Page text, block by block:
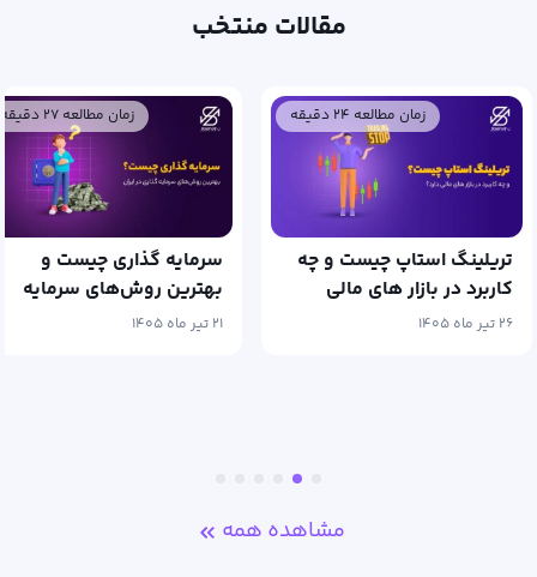
مقالات منتخب
زمان مطالعه ۲۴ دقیقه
تریلینگ استاپ چیست و چه
کاربرد در بازار های مالی
دارد؟
۲۶ تیر ماه ۱۴۰۵
زمان مطالعه ۲۷ دقیقه
سرمایه گذاری چیست و
بهترین روش‌های سرمایه
گذاری در ایران
۲۱ تیر ماه ۱۴۰۵
مشاهده همه